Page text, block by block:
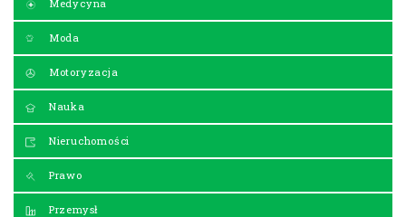
Medycyna
Moda
Motoryzacja
Nauka
Nieruchomości
Prawo
Przemysł